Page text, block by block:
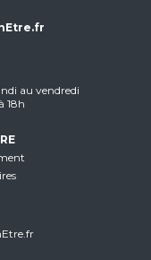
au vendredi
18h